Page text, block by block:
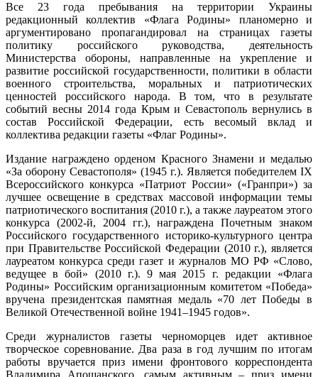
Все 23 года пребывания на территории Украины
редакционный коллектив «Флага Родины» планомерно и
аргументировано пропагандировал на страницах газеты
политику российского руководства, деятельность
Министерства обороны, направленные на укрепление и
развитие российской государственности, политики в области
военного строительства, моральных и патриотических
ценностей российского народа. В том, что в результате
событий весны 2014 года Крым и Севастополь вернулись в
состав Российской Федерации, есть весомый вклад и
коллектива редакции газеты «Флаг Родины».
Издание награждено орденом Красного Знамени и медалью
«За оборону Севастополя» (1945 г.). Является победителем IX
Всероссийского конкурса «Патриот России» («Гранпри») за
лучшее освещение в средствах массовой информации темы
патриотического воспитания (2010 г.), а также лауреатом этого
конкурса (2002-й, 2004 гг.), награждена Почетным знаком
Российского государственного историко-культурного центра
при Правительстве Российской Федерации (2010 г.), является
лауреатом конкурса среди газет и журналов МО РФ «Слово,
ведущее в бой» (2010 г.). 9 мая 2015 г. редакции «Флага
Родины» Российским организационным комитетом «Победа»
вручена президентская памятная медаль «70 лет Победы в
Великой Отечественной войне 1941–1945 годов».
Среди журналистов газеты черноморцев идет активное
творческое соревнование. Два раза в год лучшим по итогам
работы вручается приз имени фронтового корреспондента
Владимира Апошанского, самым активным – приз имени